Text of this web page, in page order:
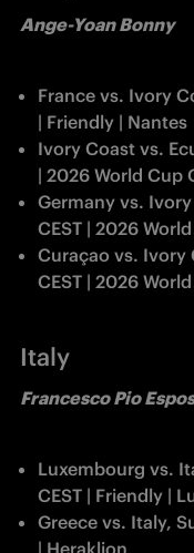
Ange-Yoan Bonny
France vs. Ivory
| Friendly | Nantes
Ivory Coast vs.
| 2026 World Cup
Germany vs.
CEST | 2026
Curaçao vs. Ivory
CEST | 2026
Italy
Francesco Pio
Luxembourg vs.
CEST | Friendly |
Greece vs. Italy,
| Heraklion